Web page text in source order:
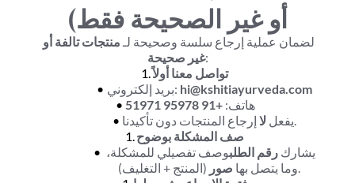
أو غير الصحيحة فقط)
لضمان عملية إرجاع سلسة وصحيحة لـ
غير صحيحة:
تواصل معنا أولاً
بريد إلكتروني: hi@kshitiayurveda.com
هاتف: +91 95978 51971
يفعل لا
إرجاع المنتجات دون تأكيدنا.
صف المشكلة بوضوح
يشارك رقم الطلب
وما يتصل بها صور
(المنتج + التغليف).